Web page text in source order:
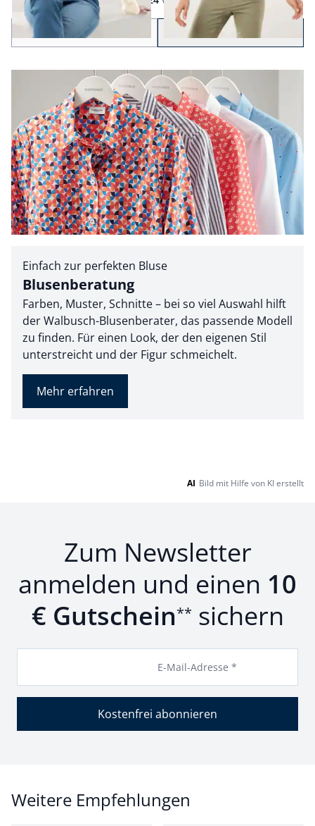
Zurück Weiterzu Seite 2
Einfach zur perfekten Bluse
Blusenberatung
Farben, Muster, Schnitte – bei so viel Auswahl hilft
der Walbusch-Blusenberater, das passende Modell
zu finden. Für einen Look, der den eigenen Stil
unterstreicht und der Figur schmeichelt.
Mehr erfahren
AI Bild mit Hilfe von KI erstellt
Zum Newsletter
anmelden und einen 10
€ Gutschein** sichern
E-Mail-Adresse *
Kostenfrei abonnieren
Weitere Empfehlungen